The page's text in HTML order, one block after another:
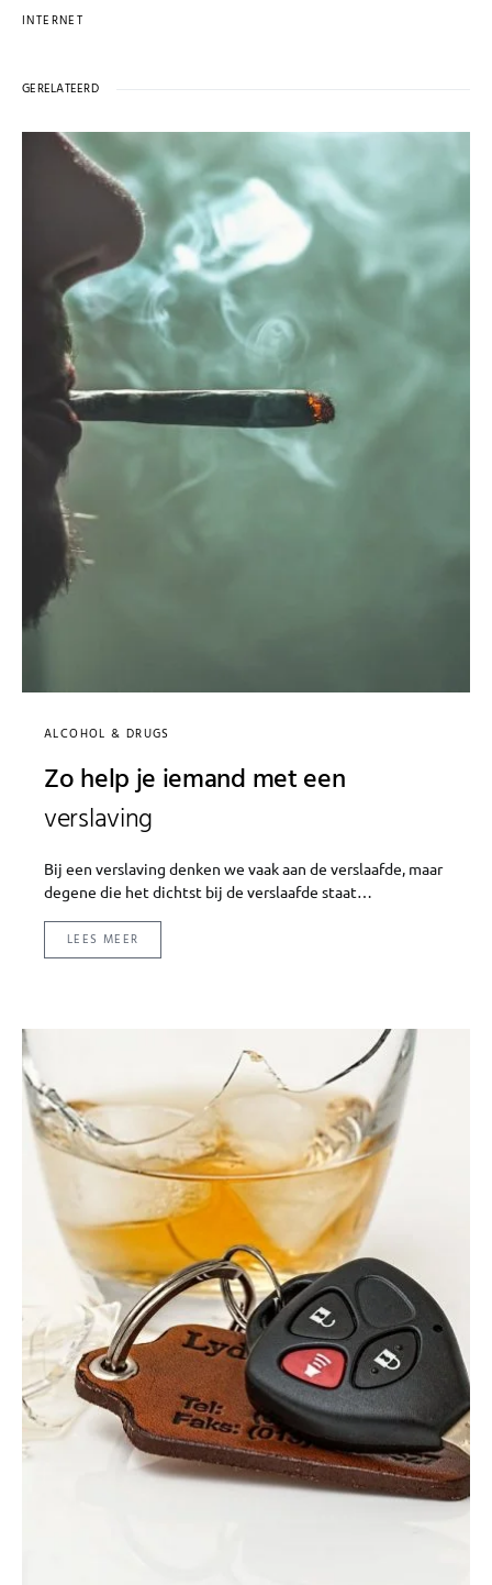
INTERNET
GERELATEERD
ALCOHOL & DRUGS
Zo help je iemand met een
verslaving
Bij een verslaving denken we vaak aan de verslaafde, maar
degene die het dichtst bij de verslaafde staat…
LEES MEER